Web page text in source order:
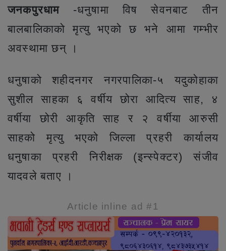
जनकपुरधाम-धनुषामा विष सेवनबाट तीन
बालबालिकाको मृत्यु भएको छ भने आमा गम्भीर
अवस्थामा छन् ।
धनुषाको शहीदनगर नगरपालिका-५ यदुकोहाका
सुशील साहका ६ वर्षीय छोरा आदित्य साह, ४
वर्षीया छोरी आकृति साह र २ वर्षीया आरुसी
साहको मृत्यु भएको जिल्ला प्रहरी कार्यालय
धनुषाका प्रहरी निरीक्षक (इन्स्पेक्टर) संजीव
यादवले बताए ।
Article inline ad #1